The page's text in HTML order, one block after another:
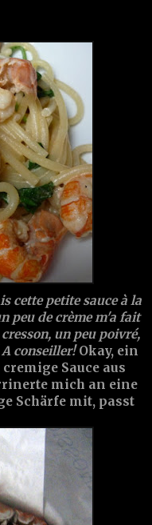
cette petite sauce à la
peu de crème m'a fait
un peu poivré,
conseiller!Okay, ein
Sauce aus
mich an eine
Schärfe mit, passt